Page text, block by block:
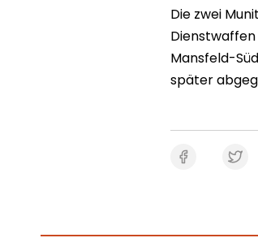
Die zwei
Mansfeld-
später